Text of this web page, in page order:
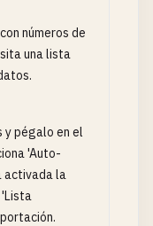
números de
una lista
y pégalo en el
'Auto-
activada la
'Lista